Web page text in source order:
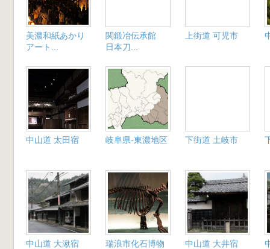
美濃和紙あかり
アート...
関鍛冶伝承館
日本刀...
上街道 可児市
中山道 太田宿 岐阜県-東濃地区 下街道 土岐市
中山道 大湫宿
瑞浪市化石博物
中山道 大井宿